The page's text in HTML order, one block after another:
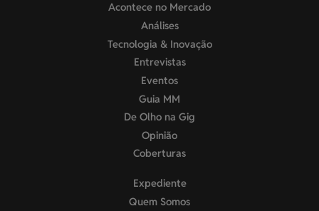
Acontece no Mercado
Análises
Tecnologia & Inovação
Entrevistas
Eventos
Guia MM
De Olho na Gig
Opinião
Coberturas
Expediente
Quem Somos